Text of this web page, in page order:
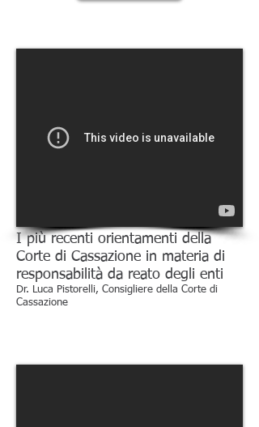
I più recenti orientamenti della
Corte di Cassazione in materia di
responsabilità da reato degli enti
Dr. Luca Pistorelli, Consigliere della Corte di
Cassazione